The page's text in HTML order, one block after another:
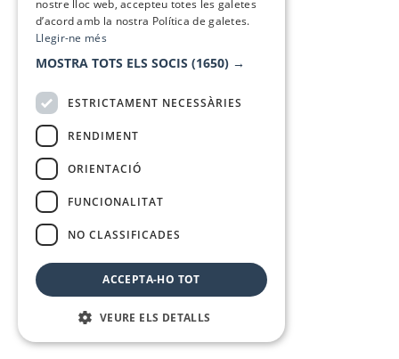
nostre lloc web, accepteu totes les galetes
d’acord amb la nostra Política de galetes.
Llegir-ne més
MOSTRA TOTS ELS SOCIS (1650) →
ESTRICTAMENT NECESSÀRIES
RENDIMENT
ORIENTACIÓ
FUNCIONALITAT
NO CLASSIFICADES
ACCEPTA-HO TOT
VEURE ELS DETALLS